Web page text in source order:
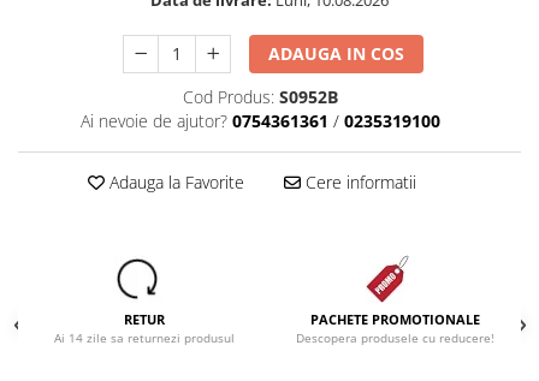
ADAUGA IN COS
Cod Produs: S0952B
Ai nevoie de ajutor? 0754361361 / 0235319100
Adauga la Favorite Cere informatii
RETUR
Ai 14 zile sa returnezi produsul
PACHETE PROMOTIONALE
Descopera produsele cu reducere!